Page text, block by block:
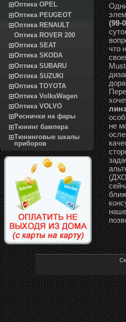
Оптика OPEL
Оптика PEUGEOT
Оптика RENAULT
Оптика ROVER 200
Оптика SEAT
Оптика SKODA
Оптика SUBARU
Оптика SUZUKI
Оптика TOYOTA
Оптика VolksWagen
Оптика VOLVO
Реснички на фары
Тюнинг бампера
Тюнинговые шкалы
приборов
(99-
что
не